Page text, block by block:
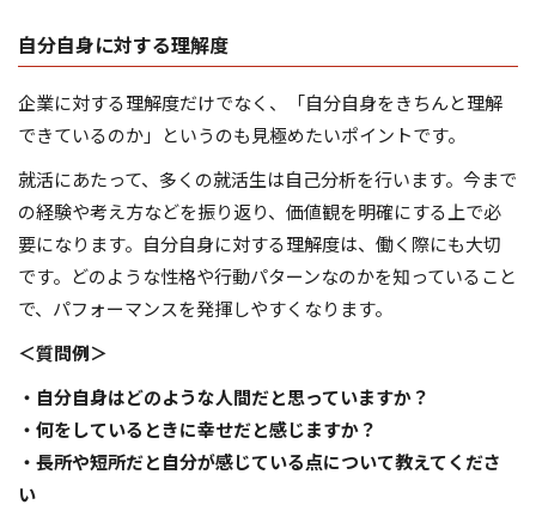
自分自身に対する理解度
企業に対する理解度だけでなく、「自分自身をきちんと理解
できているのか」というのも見極めたいポイントです。
就活にあたって、多くの就活生は自己分析を行います。今まで
の経験や考え方などを振り返り、価値観を明確にする上で必
要になります。自分自身に対する理解度は、働く際にも大切
です。どのような性格や行動パターンなのかを知っていること
で、パフォーマンスを発揮しやすくなります。
＜質問例＞
・自分自身はどのような人間だと思っていますか？
・何をしているときに幸せだと感じますか？
・長所や短所だと自分が感じている点について教えてくださ
い